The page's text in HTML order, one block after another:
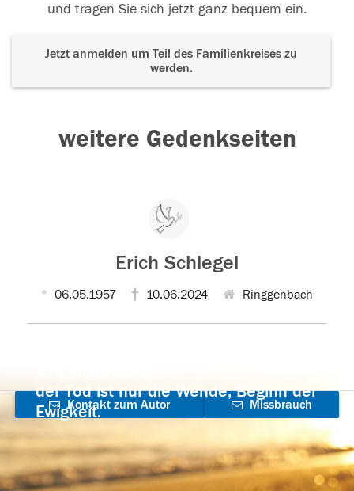
und tragen Sie sich jetzt ganz bequem ein.
Jetzt anmelden um Teil des Familienkreises zu
werden.
weitere Gedenkseiten
Erich Schlegel
06.05.1957 10.06.2024 Ringgenbach
der Tod ist nur die Wende, Beginn der
Ewigkeit.
Kontakt zum Autor
aufnehmen
Missbrauch